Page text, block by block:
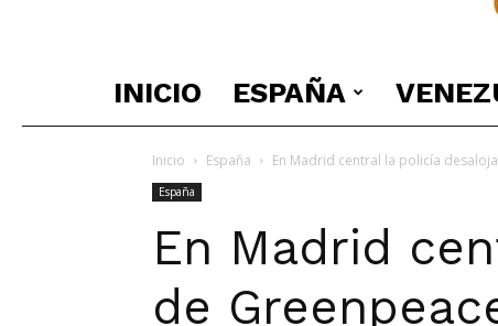
INICIO ESPAÑA
Inicio España En Madrid central la policía
España
En Madrid
de